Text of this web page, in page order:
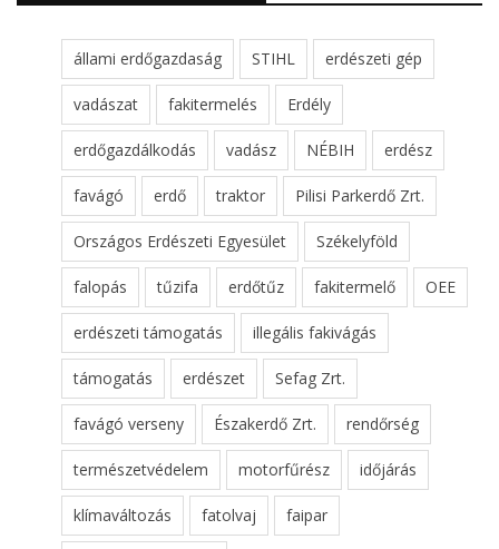
állami erdőgazdaság STIHL erdészeti gép
vadászat fakitermelés Erdély
erdőgazdálkodás vadász NÉBIH erdész
favágó erdő traktor Pilisi Parkerdő Zrt.
Országos Erdészeti Egyesület Székelyföld
falopás tűzifa erdőtűz fakitermelő OEE
erdészeti támogatás illegális fakivágás
támogatás erdészet Sefag Zrt.
favágó verseny Északerdő Zrt. rendőrség
természetvédelem motorfűrész időjárás
klímaváltozás fatolvaj faipar